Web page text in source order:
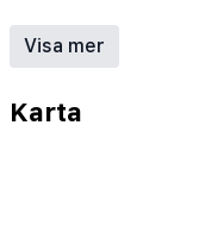
Städning erbjuds
närmsta decimal.
Surya Oudaya
Visa mer
Karta